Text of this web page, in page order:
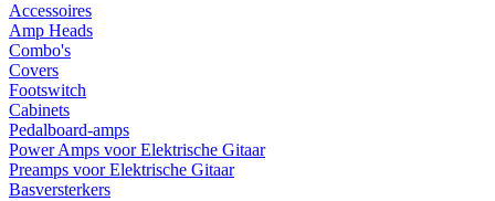
Accessoires
Amp Heads
Combo's
Covers
Footswitch
Cabinets
Pedalboard-amps
Power Amps voor Elektrische Gitaar
Preamps voor Elektrische Gitaar
Basversterkers